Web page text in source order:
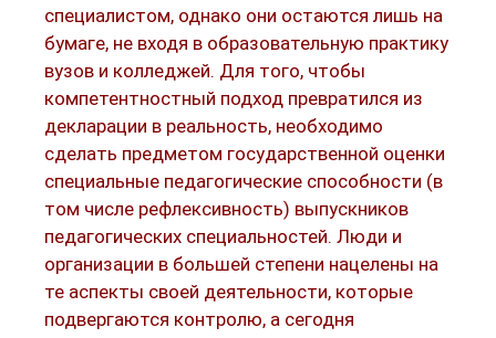
специалистом, однако они остаются лишь на
бумаге, не входя в образовательную практику
вузов и колледжей. Для того, чтобы
компетентностный подход превратился из
декларации в реальность, необходимо
сделать предметом государственной оценки
специальные педагогические способности (в
том числе рефлексивность) выпускников
педагогических специальностей. Люди и
организации в большей степени нацелены на
те аспекты своей деятельности, которые
подвергаются контролю, а сегодня